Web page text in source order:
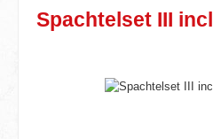
Spachtelset III
Bildergalerie überspringen